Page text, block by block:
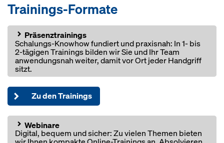
Trainings-Formate
Open
Präsenztrainings
Schalungs-Knowhow fundiert und praxisnah: In 1- bis
2-tägigen Trainings bilden wir Sie und Ihr Team
anwendungsnah weiter, damit vor Ort jeder Handgriff
sitzt.
Zu den Trainings
Open Webinare
Digital, bequem und sicher: Zu vielen Themen bieten